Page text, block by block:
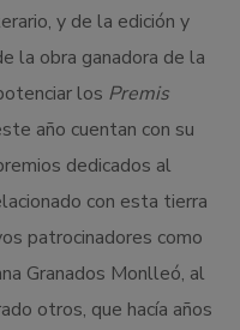
y de la edición y
la obra ganadora de la
los Premis
año cuentan con su
dedicados al
con esta tierra
patrocinadores como
Granados Monlleó, al
otros, que hacía años